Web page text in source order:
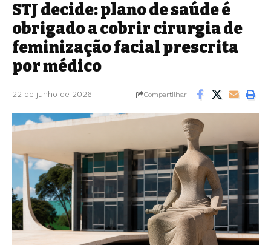
STJ decide: plano de saúde é
obrigado a cobrir cirurgia de
feminização facial prescrita
por médico
22 de junho de 2026 Compartilhar